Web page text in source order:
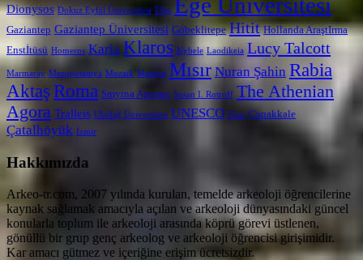
Dionysos Dokuz Eylül Üniversitesi Efes
Gaziantep Gaziantep Üniversitesi Göbeklitepe Hitit Hollanda AraştIrma
Enstİtüsü Homeros Karia Klaros Kybele Laodikeia Lucy Talcott
Marmaray Mezopotamya Mozaik Mumya Mısır Nuran Şahin Rabia
Aktaş Roma Smyrna Agorası Susan I. Rotroff The Athenian
Agora Tralleis Uludağ Üniversitesi UNESCO Zeus Çanakkale
Çatalhöyük İzmir
Hakkımızda
Arkeo-tr.com, 2007 yılında kurulan, temelde arkeoloji öğrencilerine
kaynak sağlamak amacıyla açılan ve arkeoloji dünyasındaki güncel
konularla toplum ile arkeoloji arasında köprü görevi üstlenen,
gönüllü bir grup genç arkeolog ve arkeoloji öğrencisi girişimidir.
Kar amacı gütmez ve içeriğine erişim ücretsizdir.